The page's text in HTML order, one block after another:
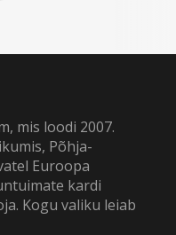
mis loodi 2007.
Põhja-
Euroopa
kardi
Kogu valiku leiab